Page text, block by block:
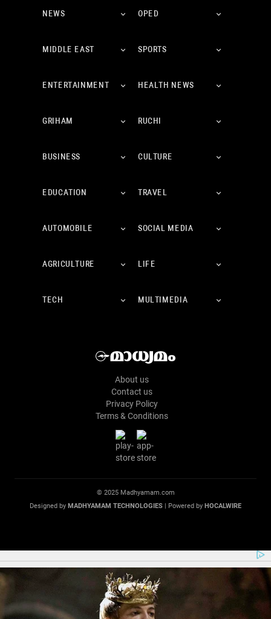
NEWS OPED
MIDDLE EAST SPORTS
ENTERTAINMENT HEALTH NEWS
GRIHAM RUCHI
BUSINESS CULTURE
EDUCATION TRAVEL
AUTOMOBILE SOCIAL MEDIA
AGRICULTURE LIFE
TECH MULTIMEDIA
About us
Contact us
Privacy Policy
Terms & Conditions
© 2025 Madhyamam.com
Designed by MADHYAMAM TECHNOLOGIES | Powered by HOCALWIRE